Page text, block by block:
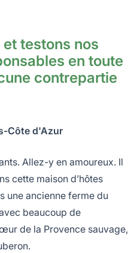
testons nos
en toute
contrepartie
Côte d'Azur
Allez-y en amoureux. Il
cette maison d’hôtes
une ancienne ferme du
beaucoup de
de la Provence sauvage,